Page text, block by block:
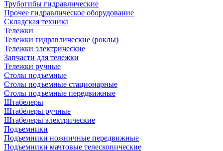
Трубогибы гидравлические
Прочее гидравлическое оборудование
Складская техника
Тележки
Тележки гидравлические (роклы)
Тележки электрические
Запчасти для тележки
Тележки ручные
Столы подъемные
Столы подъемные стационарные
Столы подъемные передвижные
Штабелеры
Штабелеры ручные
Штабелеры электрические
Подъемники
Подъемники ножничные передвижные
Подъемники мачтовые телескопические